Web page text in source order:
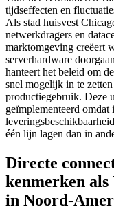
tijdseffecten en
Als stad huisvest
netwerkdragers en
marktomgeving creëert
serverhardware
hanteert het beleid om
snel mogelijk in te
productiegebruik. Deze
geïmplementeerd
één lijn lagen dan in
Directe
kenmerken
in Noord-